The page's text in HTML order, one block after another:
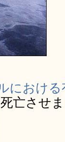
における
亡させ